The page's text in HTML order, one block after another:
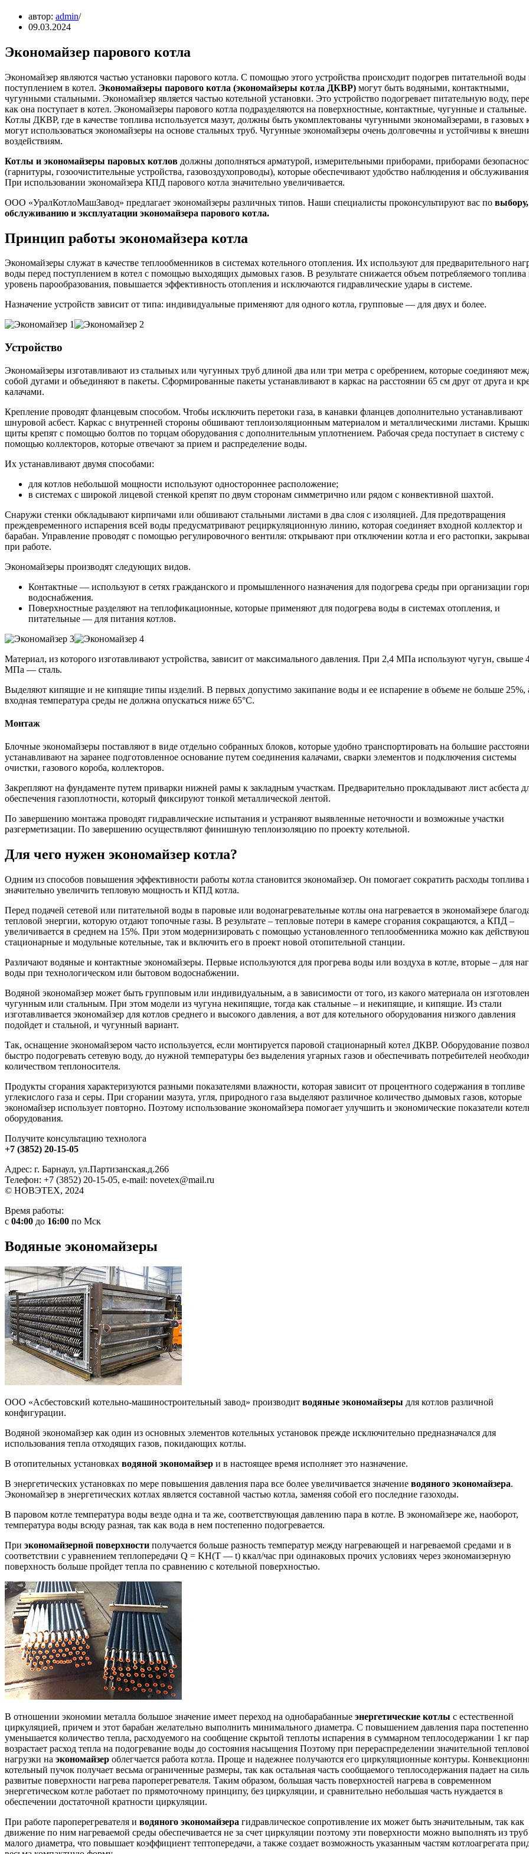
автор: admin
09.03.2024
Экономайзер парового котла
Экономайзер являются частью установки парового котла. С помощью этого устройства происходит подогрев питательной воды
поступлением в котел. Экономайзеры парового котла (экономайзеры котла ДКВР) могут быть водяными, контактными,
чугунными стальными. Экономайзер является частью котельной установки. Это устройство подогревает питательную воду,
как она поступает в котел. Экономайзеры парового котла подразделяются на поверхностные, контактные, чугунные и стальные.
Котлы ДКВР, где в качестве топлива используется мазут, должны быть укомплектованы чугунными экономайзерами, в газовых
могут использоваться экономайзеры на основе стальных труб. Чугунные экономайзеры очень долговечны и устойчивы к
воздействиям.
Котлы и экономайзеры паровых котлов должны дополняться арматурой, измерительными приборами, приборами
(гарнитуры, гозоочистительные устройства, газовоздухопроводы), которые обеспечивают удобство наблюдения и
При использовании экономайзера КПД парового котла значительно увеличивается.
ООО «УралКотлоМашЗавод» предлагает экономайзеры различных типов. Наши специалисты проконсультируют вас по выбору,
обслуживанию и эксплуатации экономайзера парового котла.
Принцип работы экономайзера котла
Экономайзеры служат в качестве теплообменников в системах котельного отопления. Их используют для предварительного
воды перед поступлением в котел с помощью выходящих дымовых газов. В результате снижается объем потребляемого топлива
уровень парообразования, повышается эффективность отопления и исключаются гидравлические удары в системе.
Назначение устройств зависит от типа: индивидуальные применяют для одного котла, групповые — для двух и более.
Устройство
Экономайзеры изготавливают из стальных или чугунных труб длиной два или три метра с оребрением, которые соединяют
собой дугами и объединяют в пакеты. Сформированные пакеты устанавливают в каркас на расстоянии 65 см друг от друга и
калачами.
Крепление проводят фланцевым способом. Чтобы исключить перетоки газа, в канавки фланцев дополнительно устанавливают
шнуровой асбест. Каркас с внутренней стороны обшивают теплоизоляционным материалом и металлическими листами.
щиты крепят с помощью болтов по торцам оборудования с дополнительным уплотнением. Рабочая среда поступает в систему с
помощью коллекторов, которые отвечают за прием и распределение воды.
Их устанавливают двумя способами:
для котлов небольшой мощности используют одностороннее расположение;
в системах с широкой лицевой стенкой крепят по двум сторонам симметрично или рядом с конвективной шахтой.
Снаружи стенки обкладывают кирпичами или обшивают стальными листами в два слоя с изоляцией. Для предотвращения
преждевременного испарения всей воды предусматривают рециркуляционную линию, которая соединяет входной коллектор и
барабан. Управление проводят с помощью регулировочного вентиля: открывают при отключении котла и его растопки,
при работе.
Экономайзеры производят следующих видов.
Контактные — используют в сетях гражданского и промышленного назначения для подогрева среды при организации
водоснабжения.
Поверхностные разделяют на теплофикационные, которые применяют для подогрева воды в системах отопления, и
питательные — для питания котлов.
Материал, из которого изготавливают устройства, зависит от максимального давления. При 2,4 МПа используют чугун, свыше
МПа — сталь.
Выделяют кипящие и не кипящие типы изделий. В первых допустимо закипание воды и ее испарение в объеме не больше 25%,
входная температура среды не должна опускаться ниже 65°С.
Монтаж
Блочные экономайзеры поставляют в виде отдельно собранных блоков, которые удобно транспортировать на большие
устанавливают на заранее подготовленное основание путем соединения калачами, сварки элементов и подключения системы
очистки, газового короба, коллекторов.
Закрепляют на фундаменте путем приварки нижней рамы к закладным участкам. Предварительно прокладывают лист асбеста
обеспечения газоплотности, который фиксируют тонкой металлической лентой.
По завершению монтажа проводят гидравлические испытания и устраняют выявленные неточности и возможные участки
разгерметизации. По завершению осуществляют финишную теплоизоляцию по проекту котельной.
Для чего нужен экономайзер котла?
Одним из способов повышения эффективности работы котла становится экономайзер. Он помогает сократить расходы топлива
значительно увеличить тепловую мощность и КПД котла.
Перед подачей сетевой или питательной воды в паровые или водонагревательные котлы она нагревается в экономайзере
тепловой энергии, которую отдают топочные газы. В результате – тепловые потери в камере сгорания сокращаются, а КПД –
увеличивается в среднем на 15%. При этом модернизировать с помощью установленного теплообменника можно как
стационарные и модульные котельные, так и включить его в проект новой отопительной станции.
Различают водяные и контактные экономайзеры. Первые используются для прогрева воды или воздуха в котле, вторые – для
воды при технологическом или бытовом водоснабжении.
Водяной экономайзер может быть групповым или индивидуальным, а в зависимости от того, из какого материала он
чугунным или стальным. При этом модели из чугуна некипящие, тогда как стальные – и некипящие, и кипящие. Из стали
изготавливается экономайзер для котлов среднего и высокого давления, а вот для котельного оборудования низкого давления
подойдет и стальной, и чугунный вариант.
Так, оснащение экономайзером часто используется, если монтируется паровой стационарный котел ДКВР. Оборудование
быстро подогревать сетевую воду, до нужной температуры без выделения угарных газов и обеспечивать потребителей
количеством теплоносителя.
Продукты сгорания характеризуются разными показателями влажности, которая зависит от процентного содержания в топливе
углекислого газа и серы. При сгорании мазута, угля, природного газа выделяют различное количество дымовых газов, которые
экономайзер использует повторно. Поэтому использование экономайзера помогает улучшить и экономические показатели
оборудования.
Получите консультацию технолога
+7 (3852) 20-15-05
Адрес: г. Барнаул, ул.Партизанская.д.266
Телефон: +7 (3852) 20-15-05, e-mail: novetex@mail.ru
© НОВЭТЕХ, 2024
Время работы:
с 04:00 до 16:00 по Мск
Водяные экономайзеры
ООО «Асбестовский котельно-машиностроительный завод» производит водяные экономайзеры для котлов различной
конфигурации.
Водяной экономайзер как один из основных элементов котельных установок прежде исключительно предназначался для
использования тепла отходящих газов, покидающих котлы.
В отопительных установках водяной экономайзер и в настоящее время исполняет это назначение.
В энергетических установках по мере повышения давления пара все более увеличивается значение водяного экономайзера.
Экономайзер в энергетических котлах является составной частью котла, заменяя собой его последние газоходы.
В паровом котле температура воды везде одна и та же, соответствующая давлению пара в котле. В экономайзере же, наоборот,
температура воды всюду разная, так как вода в нем постепенно подогревается.
При экономайзерной поверхности получается больше разность температур между нагревающей и нагреваемой средами и в
соответствии с уравнением теплопередачи Q = KH(T — t) ккал/час при одинаковых прочих условиях через экономаизерную
поверхность больше пройдет тепла по сравнению с котельной поверхностью.
В отношении экономии металла большое значение имеет переход на однобарабанные энергетические котлы с естественной
циркуляцией, причем и этот барабан желательно выполнить минимального диаметра. С повышением давления пара постепенно
уменьшается количество тепла, расходуемого на сообщение скрытой теплоты испарения в суммарном теплосодержании 1 кг
возрастает расход тепла на подогревание воды до состояния насыщения Поэтому при перераспределении значительной
нагрузки на экономайзер облегчается работа котла. Проще и надежнее получаются его циркуляционные контуры.
котельный пучок получает весьма ограниченные размеры, так как остальная часть сообщаемого теплосодержания падает на
развитые поверхности нагрева пароперегревателя. Таким образом, большая часть поверхностей нагрева в современном
энергетическом котле работает по прямоточному принципу, без циркуляции, и сравнительно небольшая часть нуждается в
обеспечении достаточной кратности циркуляции.
При работе пароперегревателя и водяного экономайзера гидравлическое сопротивление их может быть значительным, так как
движение по ним нагреваемой среды обеспечивается не за счет циркуляции поэтому эти поверхности можно выполнять из труб
малого диаметра, что повышает коэффициент тептопередачи, а также создает возможность указанным частям котлоагрегата